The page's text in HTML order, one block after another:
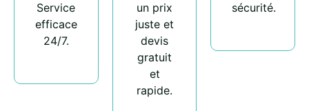
Service
efficace
24/7.
un prix
juste et
devis
gratuit
et
rapide.
sécurité.